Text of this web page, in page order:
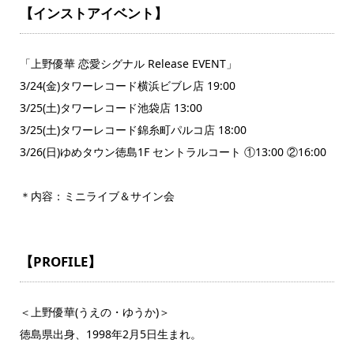
【インストアイベント】
「上野優華 恋愛シグナル Release EVENT」
3/24(金)タワーレコード横浜ビブレ店 19:00
3/25(土)タワーレコード池袋店 13:00
3/25(土)タワーレコード錦糸町パルコ店 18:00
3/26(日)ゆめタウン徳島1F セントラルコート ①13:00 ②16:00
＊内容：ミニライブ＆サイン会
【PROFILE】
＜上野優華(うえの・ゆうか)＞
徳島県出身、1998年2月5日生まれ。